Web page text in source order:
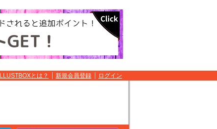
ILLUSTBOXとは？ 新規会員登録 ログイン